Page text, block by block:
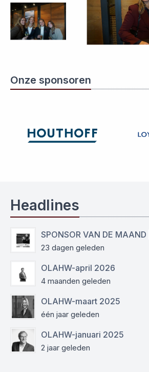
Onze sponsoren
Headlines
23 dagen geleden
OLAHW-april 2026
4 maanden geleden
OLAHW-maart 2025
één jaar geleden
OLAHW-januari 2025
2 jaar geleden